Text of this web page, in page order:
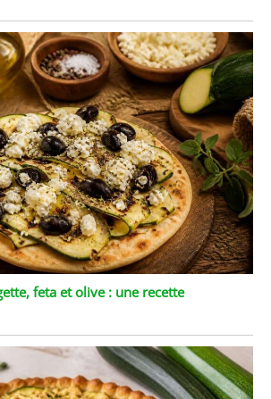
feta et olive : une recette